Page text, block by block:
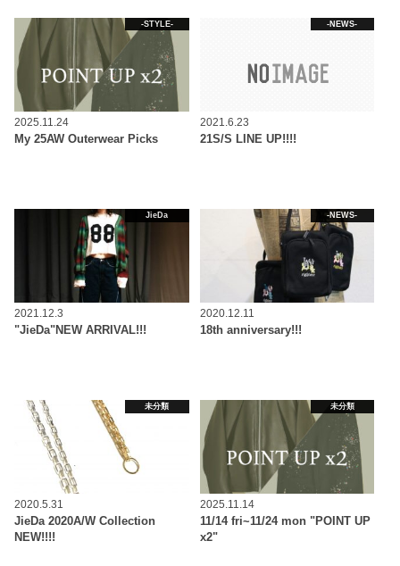
-STYLE-
2025.11.24
My 25AW Outerwear Picks
-NEWS-
2021.6.23
21S/S LINE UP!!!!
JieDa
2021.12.3
"JieDa"NEW ARRIVAL!!!
-NEWS-
2020.12.11
18th anniversary!!!
未分類
2020.5.31
JieDa 2020A/W Collection
NEW!!!!
未分類
2025.11.14
11/14 fri~11/24 mon "POINT UP
x2"